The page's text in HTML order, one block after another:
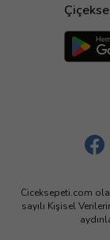
Ciceksepeti.com
sayılı Kişisel